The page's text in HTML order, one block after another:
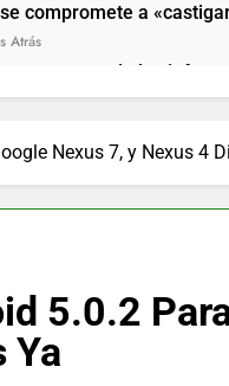
se compromete a
Atrás
se espera de los
Atrás
Atrás
chef y restaurador,
Ultra Max Testo a
Atrás
Nexus 7, y Nexus 4
5.0.2
Ya